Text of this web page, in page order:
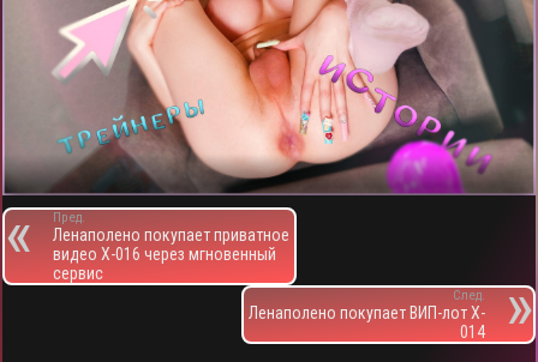
Пред.
Ленаполено покупает приватное
видео X-016 через мгновенный
сервис
След.
Ленаполено покупает ВИП-лот X-
014